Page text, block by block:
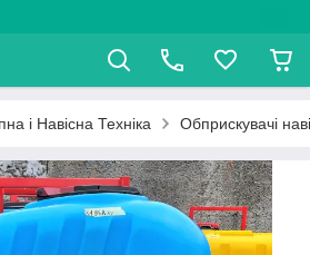
і Навісна Техніка Обприскувачі